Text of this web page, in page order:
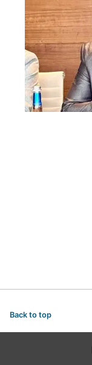
Back to top